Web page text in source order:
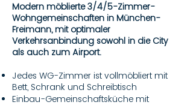
Modern möblierte 3/4/5-Zimmer-
Wohngemeinschaften in München-
Freimann, mit optimaler
Verkehrsanbindung sowohl in die City
als auch zum Airport.
Jedes WG-Zimmer ist vollmöbliert mit
Bett, Schrank und Schreibtisch
Einbau-Gemeinschaftsküche mit